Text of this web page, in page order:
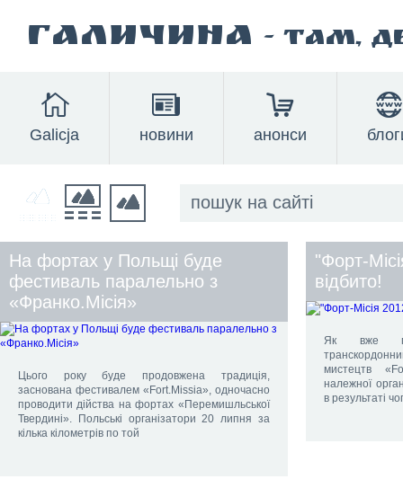
Галичина - там,
Galicja новини анонси
На фортах у Польщі буде
фестиваль паралельно з
«Франко.Місія»
Цього року буде продовжена традиція,
заснована фестивалем «Fort.Missia», одночасно
проводити дійства на фортах «Перемишльської
Твердині». Польські організатори 20 липня за
кілька кілометрів по той
"Форт-
відбито!
Як вже
мистецтв
належної
в результаті